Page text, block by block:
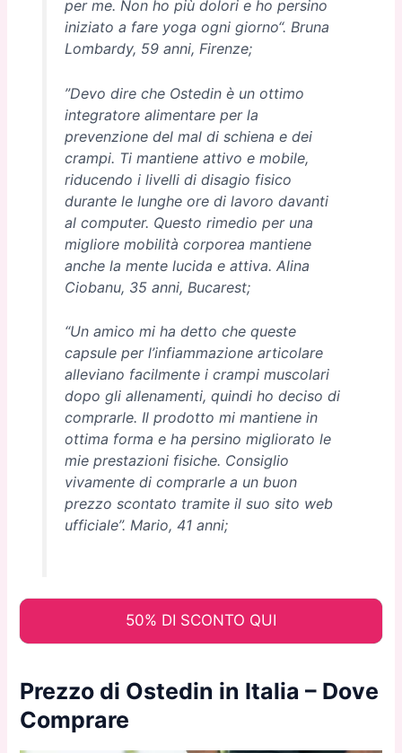
per me. Non ho più dolori e ho persino
iniziato a fare yoga ogni giorno“. Bruna
Lombardy, 59 anni, Firenze;
”Devo dire che Ostedin è un ottimo
integratore alimentare per la
prevenzione del mal di schiena e dei
crampi. Ti mantiene attivo e mobile,
riducendo i livelli di disagio fisico
durante le lunghe ore di lavoro davanti
al computer. Questo rimedio per una
migliore mobilità corporea mantiene
anche la mente lucida e attiva. Alina
Ciobanu, 35 anni, Bucarest;
“Un amico mi ha detto che queste
capsule per l’infiammazione articolare
alleviano facilmente i crampi muscolari
dopo gli allenamenti, quindi ho deciso di
comprarle. Il prodotto mi mantiene in
ottima forma e ha persino migliorato le
mie prestazioni fisiche. Consiglio
vivamente di comprarle a un buon
prezzo scontato tramite il suo sito web
ufficiale”. Mario, 41 anni;
50% DI SCONTO QUI
Prezzo di Ostedin in Italia – Dove
Comprare